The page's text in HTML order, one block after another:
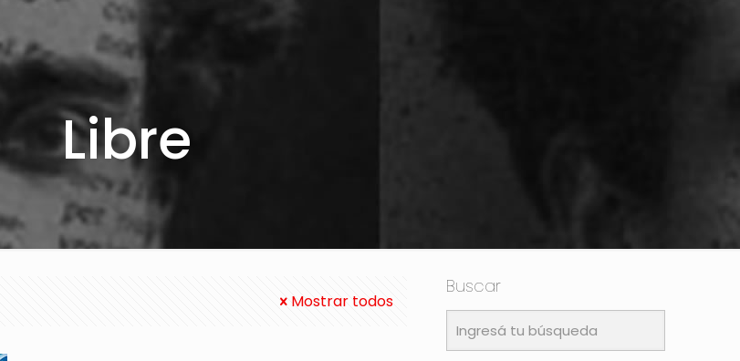
Libre
Mostrar todos
Buscar